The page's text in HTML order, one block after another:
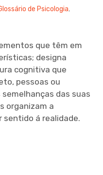
de Psicologia,
que têm em
designa
cognitiva que
pessoas ou
das suas
organizam a
sentido á realidade.